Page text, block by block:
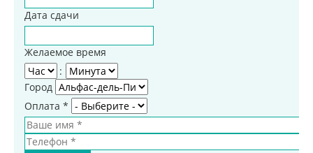
Дата сдачи
Желаемое время
Час
:
Минута
Город
Оплата *
Ваше имя *
Телефон *